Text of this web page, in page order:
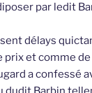
par ledit
délays
prix et comme
a confessé